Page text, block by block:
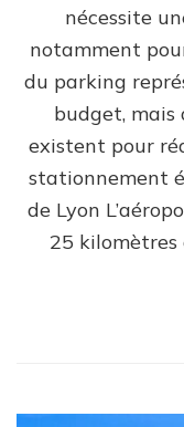
nécessite
notamment
du parking
budget, mais
existent pour
stationnement
de Lyon
25 kilomètres